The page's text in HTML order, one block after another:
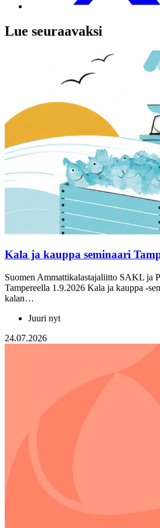
Lue seuraavaksi
Kala ja kauppa seminaari
Suomen Ammattikalastajaliitto SAKL ja
Tampereella 1.9.2026 Kala ja kauppa -
kalan…
Juuri nyt
24.07.2026